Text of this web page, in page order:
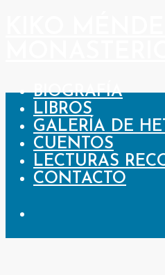
BIOGRAFÍA
LIBROS
GALERÍA DE
CUENTOS
LECTURAS
CONTACTO